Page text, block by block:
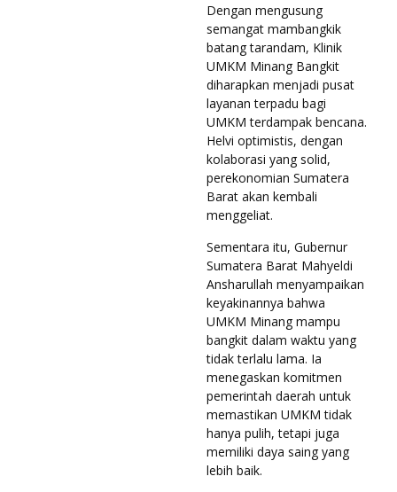
Dengan mengusung
semangat mambangkik
batang tarandam, Klinik
UMKM Minang Bangkit
diharapkan menjadi pusat
layanan terpadu bagi
UMKM terdampak bencana.
Helvi optimistis, dengan
kolaborasi yang solid,
perekonomian Sumatera
Barat akan kembali
menggeliat.
Sementara itu, Gubernur
Sumatera Barat Mahyeldi
Ansharullah menyampaikan
keyakinannya bahwa
UMKM Minang mampu
bangkit dalam waktu yang
tidak terlalu lama. Ia
menegaskan komitmen
pemerintah daerah untuk
memastikan UMKM tidak
hanya pulih, tetapi juga
memiliki daya saing yang
lebih baik.